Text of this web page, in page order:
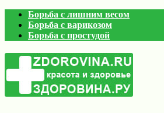
Борьба с лишним весом
Борьба с варикозом
Борьба с простудой